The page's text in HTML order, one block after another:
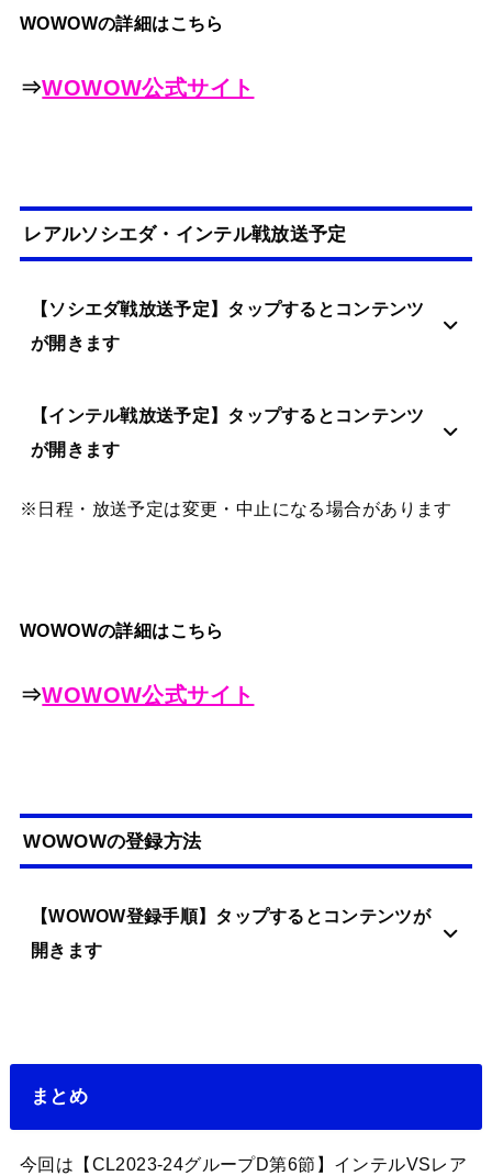
WOWOWの詳細はこちら
⇒WOWOW公式サイト
レアルソシエダ・インテル戦放送予定
【ソシエダ戦放送予定】タップするとコンテンツ
が開きます
【インテル戦放送予定】タップするとコンテンツ
が開きます
※日程・放送予定は変更・中止になる場合があります
WOWOWの詳細はこちら
⇒WOWOW公式サイト
WOWOWの登録方法
【WOWOW登録手順】タップするとコンテンツが
開きます
まとめ
今回は【CL2023-24グループD第6節】インテルVSレア